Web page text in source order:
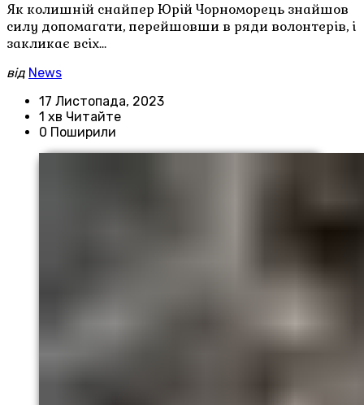
Як колишній снайпер Юрій Чорноморець знайшов
силу допомагати, перейшовши в ряди волонтерів, і
закликає всіх…
від News
17 Листопада, 2023
1 хв Читайте
0 Поширили